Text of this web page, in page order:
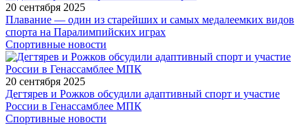
20 сентября 2025
Плавание — один из старейших и самых медалеемких видов
спорта на Паралимпийских играх
Спортивные новости
20 сентября 2025
Дегтярев и Рожков обсудили адаптивный спорт и участие
России в Генассамблее МПК
Спортивные новости